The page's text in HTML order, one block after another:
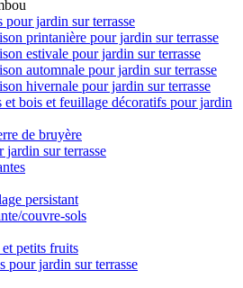
pour jardin sur terrasse
printanière pour jardin sur terrasse
estivale pour jardin sur terrasse
automnale pour jardin sur terrasse
hivernale pour jardin sur terrasse
et bois et feuillage décoratifs pour jardin
de bruyère
jardin sur terrasse
persistant
couvre-sols
petits fruits
pour jardin sur terrasse